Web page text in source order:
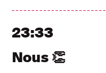
23:33
Nous 👏